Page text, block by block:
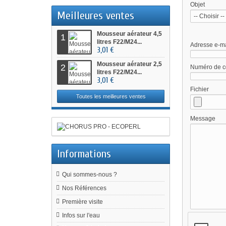
Meilleures ventes
1
Mousseur aérateur 4,5
litres F22/M24...
3,01 €
2
Mousseur aérateur 2,5
litres F22/M24...
3,01 €
Toutes les meilleures ventes
Informations
Qui sommes-nous ?
Nos Références
Première visite
Infos sur l'eau
Objet
Adresse e-
Numéro de
Fichier
Message